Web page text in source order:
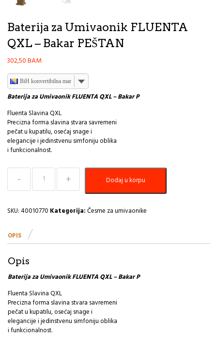
Baterija za Umivaonik FLUENTA
QXL – Bakar PEŠTAN
302,50BAM
BiH konvertibilna marka
Baterija za Umivaonik FLUENTA QXL – Bakar P
Fluenta Slavina QXL
Precizna forma slavina stvara savremeni
pečat u kupatilu, osećaj snage i
elegancije i jedinstvenu simfoniju oblika
i funkcionalnost.
Baterija
Umivaonik
QXL
Bakar
količina
Dodaj u korpu
SKU:40010770 Kategorija:Česme za umivaonike
OPIS
Opis
Baterija za Umivaonik FLUENTA QXL – Bakar P
Fluenta Slavina QXL
Precizna forma slavina stvara savremeni
pečat u kupatilu, osećaj snage i
elegancije i jedinstvenu simfoniju oblika
i funkcionalnost.